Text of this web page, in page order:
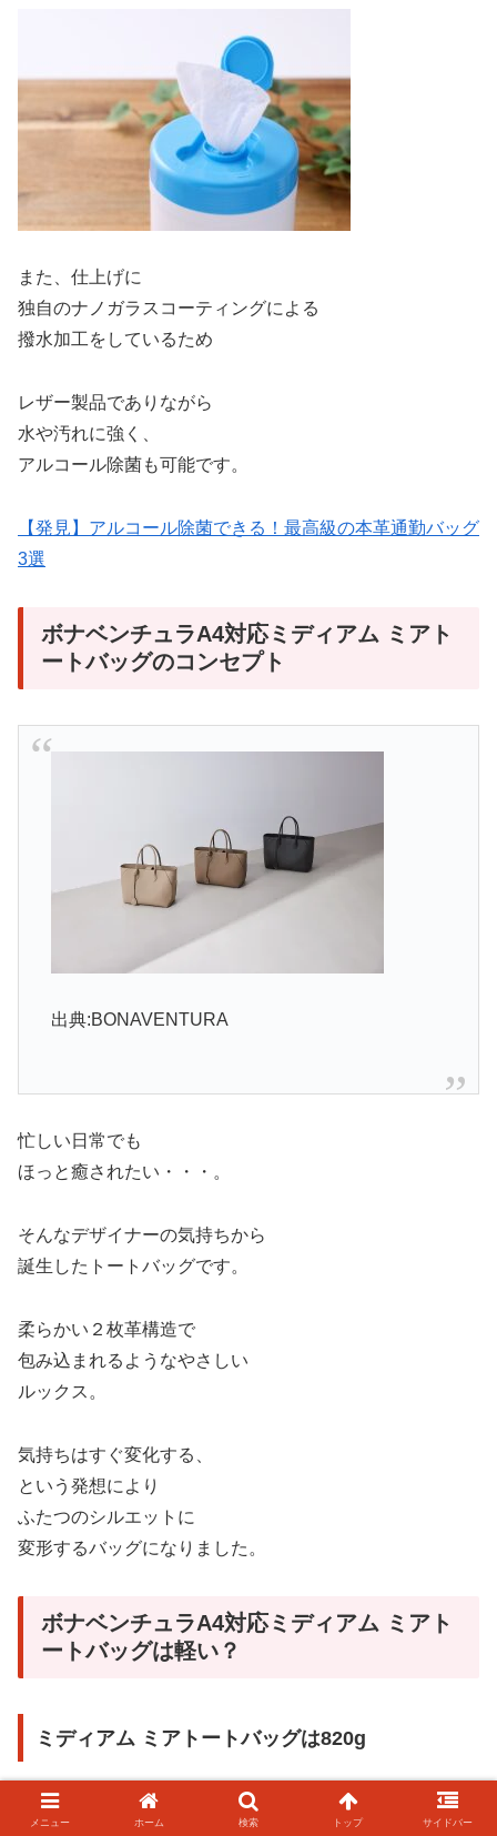
また、仕上げに
独自のナノガラスコーティングによる
撥水加工をしているため
レザー製品でありながら
水や汚れに強く、
アルコール除菌も可能です。
【発見】アルコール除菌できる！最高級の本革通勤バッグ
3選
ボナベンチュラA4対応ミディアム ミアト
ートバッグのコンセプト
出典:BONAVENTURA
忙しい日常でも
ほっと癒されたい・・・。
そんなデザイナーの気持ちから
誕生したトートバッグです。
柔らかい２枚革構造で
包み込まれるようなやさしい
ルックス。
気持ちはすぐ変化する、
という発想により
ふたつのシルエットに
変形するバッグになりました。
ボナベンチュラA4対応ミディアム ミアト
ートバッグは軽い？
ミディアム ミアトートバッグは820g
サイズは
メニュー ホーム 検索 トップ サイドバー